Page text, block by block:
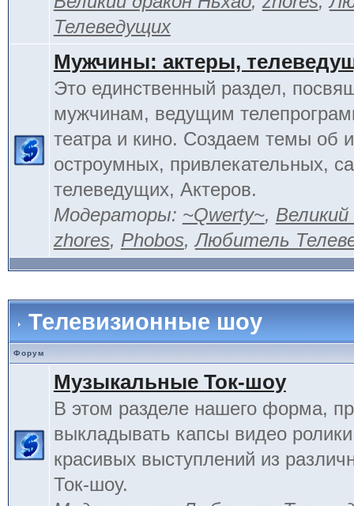
Телеведущих
Мужчины: актеры,
Это единственный раздел,
мужчинам, ведущим
театра и кино. Создаем темы об
остроумных, привлекательных,
телеведущих, Актеров.
Модераторы: ~Qwerty~, Великий
zhores, Phobos,Любитель
Телевизионные шоу
Форум
Музыкальные Ток-шоу
В этом разделе нашего форма,
выкладывать капсы видео
красивых выступлений из
Ток-шоу.